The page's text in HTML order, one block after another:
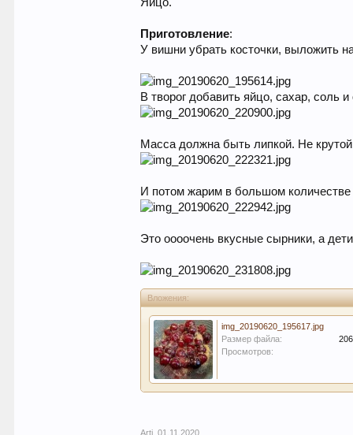
Приготовление:
У вишни убрать косточки, выложить
В творог добавить яйцо, сахар, соль
Масса должна быть липкой. Не
И потом жарим в большом количестве
Это оооочень вкусные сырники, а
Вложения:
img_20190620_195617.jpg
Размер файла:
Просмотров:
Arti 01.11.2020